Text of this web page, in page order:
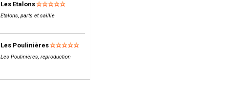
Les Etalons
Etalons, parts et saillie
Les Poulinières
Les Poulinières, reproduction